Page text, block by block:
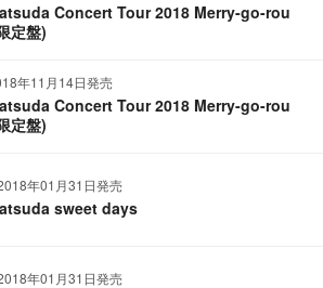
Concert Tour 2018 Merry-go-rou
定盤)
年11月14日発売
Concert Tour 2018 Merry-go-rou
定盤)
年01月31日発売
sweet days
年01月31日発売